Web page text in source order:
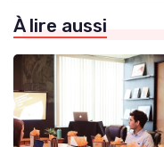
À lire aussi